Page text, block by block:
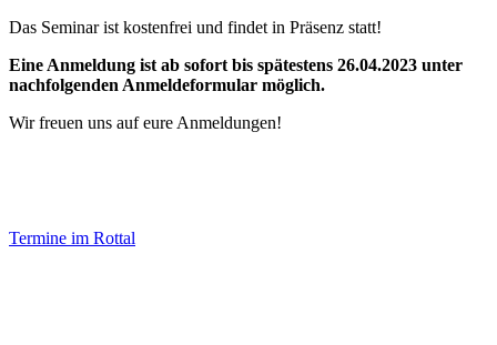
Das Seminar ist kostenfrei und findet in Präsenz statt!
Eine Anmeldung ist ab sofort bis spätestens 26.04.2023 unter
nachfolgenden Anmeldeformular möglich.
Wir freuen uns auf eure Anmeldungen!
Termine im Rottal